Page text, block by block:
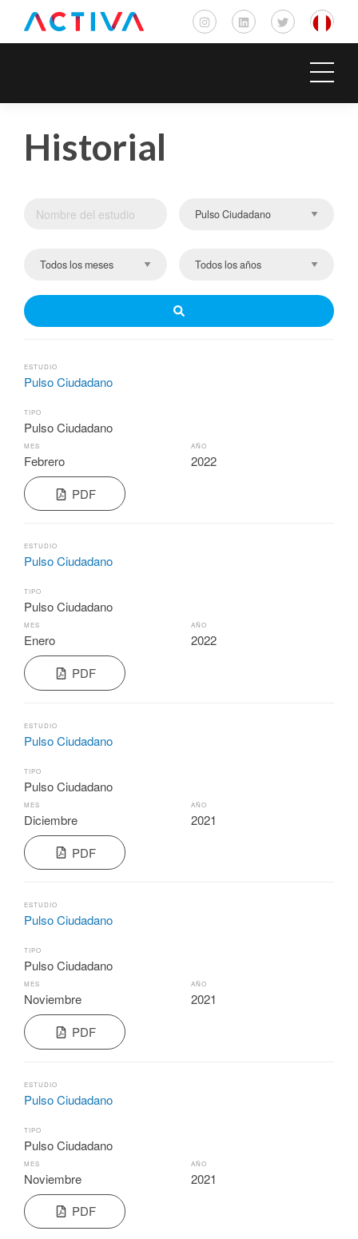
Historial
ESTUDIO
Pulso Ciudadano
TIPO
Pulso Ciudadano
MES
Febrero
AÑO
2022
PDF
ESTUDIO
Pulso Ciudadano
TIPO
Pulso Ciudadano
MES
Enero
AÑO
2022
PDF
ESTUDIO
Pulso Ciudadano
TIPO
Pulso Ciudadano
MES
Diciembre
AÑO
2021
PDF
ESTUDIO
Pulso Ciudadano
TIPO
Pulso Ciudadano
MES
Noviembre
AÑO
2021
PDF
ESTUDIO
Pulso Ciudadano
TIPO
Pulso Ciudadano
MES
Noviembre
AÑO
2021
PDF